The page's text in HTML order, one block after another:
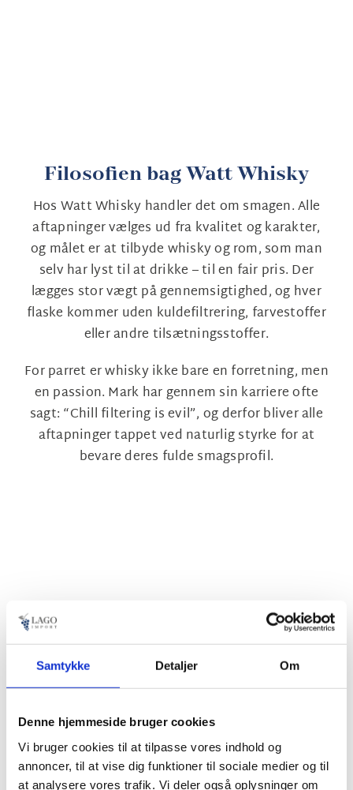
Samtykke Detaljer Om
Denne hjemmeside bruger cookies
Vi bruger cookies til at tilpasse vores indhold og
annoncer, til at vise dig funktioner til sociale medier og til
at analysere vores trafik. Vi deler også oplysninger om
Filosofien bag Watt Whisky
Hos Watt Whisky handler det om smagen. Alle
aftapninger vælges ud fra kvalitet og karakter,
og målet er at tilbyde whisky og rom, som man
selv har lyst til at drikke – til en fair pris. Der
lægges stor vægt på gennemsigtighed, og hver
flaske kommer uden kuldefiltrering, farvestoffer
eller andre tilsætningsstoffer.
For parret er whisky ikke bare en forretning, men
en passion. Mark har gennem sin karriere ofte
sagt: “Chill filtering is evil”, og derfor bliver alle
aftapninger tappet ved naturlig styrke for at
bevare deres fulde smagsprofil.
En personlig tilgang
hvorpå flaskerne kategoriseres efter farver i
stedet for de traditionelle whiskyregioner.
Dette koncept udspringer af Mark Watts milde